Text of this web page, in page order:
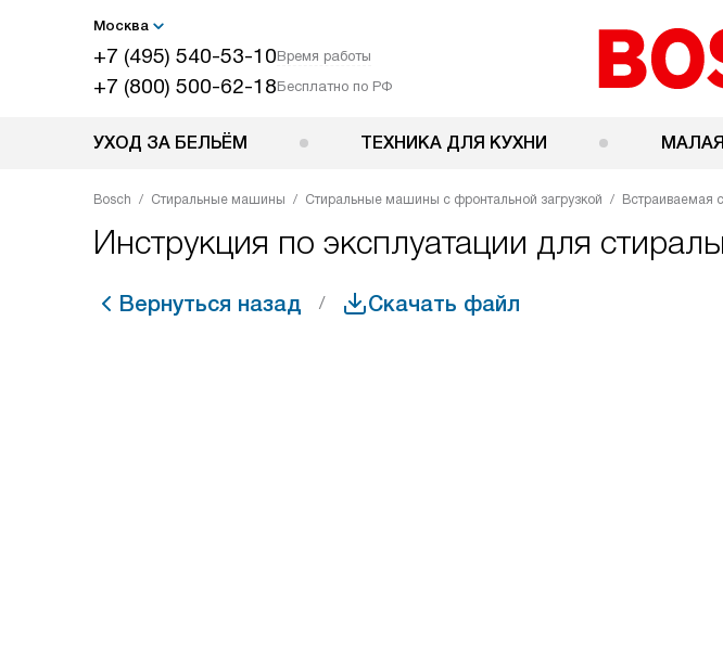
Москва
+7 (495) 540-53-10Время работы
+7 (800) 500-62-18Бесплатно по РФ
УХОД ЗА БЕЛЬЁМ ТЕХНИКА ДЛЯ КУХНИ
Bosch Стиральные машины Стиральные машины с фронтальной загрузкой Встраиваемая
Инструкция по эксплуатации для
Вернуться назад Скачать файл